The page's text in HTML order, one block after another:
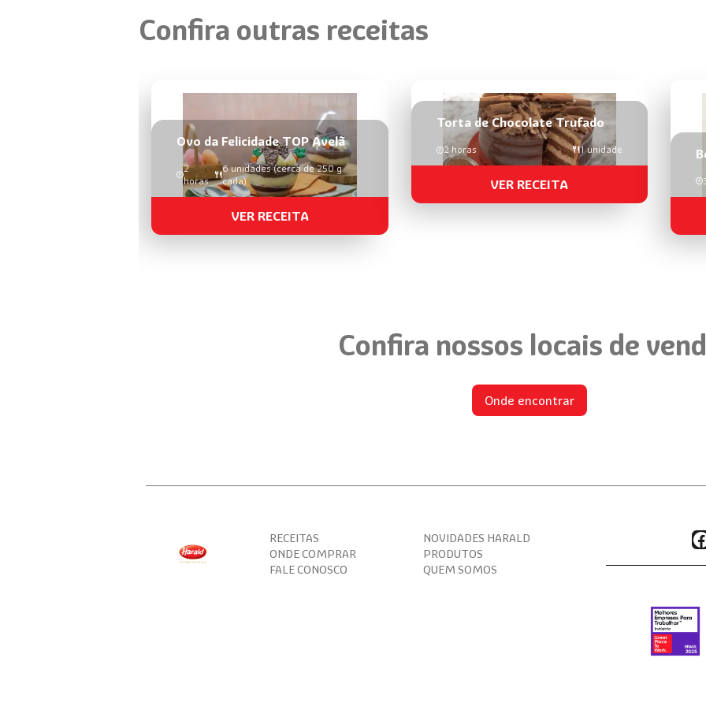
Confira outras receitas
Ovo da Felicidade TOP Avelã
2
horas
6 unidades (cerca de 250 g
cada)
VER RECEITA
Torta de Chocolate Trufado
2 horas 1 unidade
VER RECEITA
Confira nossos locais de
Onde encontrar
RECEITAS
NOVIDADES HARALD
ONDE COMPRAR
PRODUTOS
FALE CONOSCO
QUEM SOMOS